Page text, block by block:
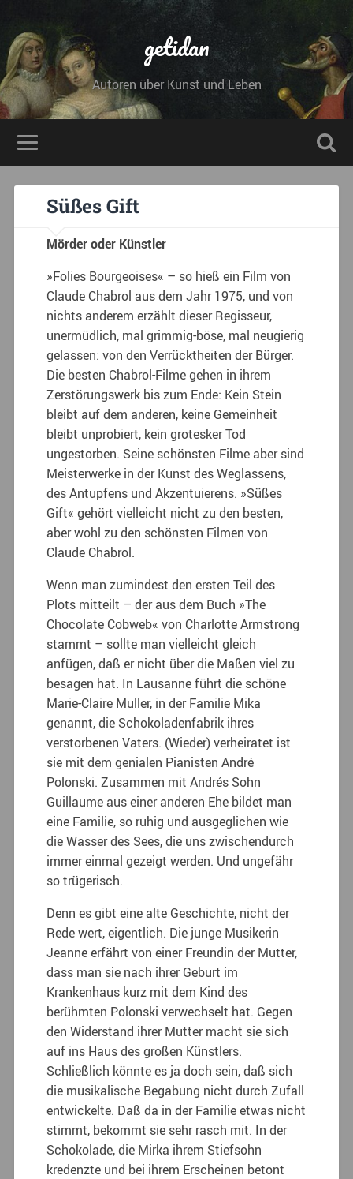
getidan
Autoren über Kunst und Leben
Süßes Gift
Mörder oder Künstler
»Folies Bourgeoises« – so hieß ein Film von
Claude Chabrol aus dem Jahr 1975, und von
nichts anderem erzählt dieser Regisseur,
unermüdlich, mal grimmig-böse, mal neugierig
gelassen: von den Verrücktheiten der Bürger.
Die besten Chabrol-Filme gehen in ihrem
Zerstörungswerk bis zum Ende: Kein Stein
bleibt auf dem anderen, keine Gemeinheit
bleibt unprobiert, kein grotesker Tod
ungestorben. Seine schönsten Filme aber sind
Meisterwerke in der Kunst des Weglassens,
des Antupfens und Akzentuierens. »Süßes
Gift« gehört vielleicht nicht zu den besten,
aber wohl zu den schönsten Filmen von
Claude Chabrol.
Wenn man zumindest den ersten Teil des
Plots mitteilt – der aus dem Buch »The
Chocolate Cobweb« von Charlotte Armstrong
stammt – sollte man vielleicht gleich
anfügen, daß er nicht über die Maßen viel zu
besagen hat. In Lausanne führt die schöne
Marie-Claire Muller, in der Familie Mika
genannt, die Schokoladenfabrik ihres
verstorbenen Vaters. (Wieder) verheiratet ist
sie mit dem genialen Pianisten André
Polonski. Zusammen mit Andrés Sohn
Guillaume aus einer anderen Ehe bildet man
eine Familie, so ruhig und ausgeglichen wie
die Wasser des Sees, die uns zwischendurch
immer einmal gezeigt werden. Und ungefähr
so trügerisch.
Denn es gibt eine alte Geschichte, nicht der
Rede wert, eigentlich. Die junge Musikerin
Jeanne erfährt von einer Freundin der Mutter,
dass man sie nach ihrer Geburt im
Krankenhaus kurz mit dem Kind des
berühmten Polonski verwechselt hat. Gegen
den Widerstand ihrer Mutter macht sie sich
auf ins Haus des großen Künstlers.
Schließlich könnte es ja doch sein, daß sich
die musikalische Begabung nicht durch Zufall
entwickelte. Daß da in der Familie etwas nicht
stimmt, bekommt sie sehr rasch mit. In der
Schokolade, die Mirka ihrem Stiefsohn
kredenzte und bei ihrem Erscheinen betont